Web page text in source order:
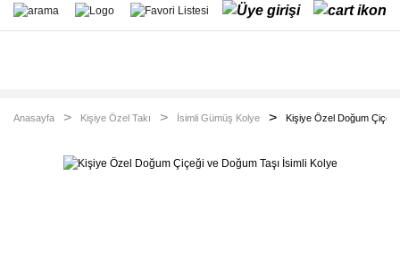
Anasayfa Kişiye Özel Takı İsimli Gümüş Kolye Kişiye Özel Doğum